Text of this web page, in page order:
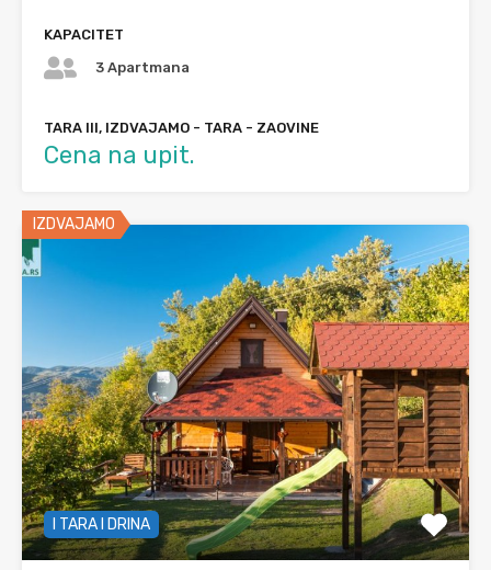
KAPACITET
3 Apartmana
TARA III, IZDVAJAMO - TARA - ZAOVINE
Cena na upit.
IZDVAJAMO
I TARA I DRINA